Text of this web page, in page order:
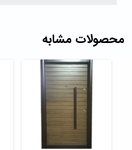
محصولات مشابه